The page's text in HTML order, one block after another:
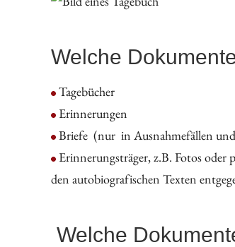
Welche
Tagebücher
Erinnerungen
Briefe (nur in Ausnahmefällen
Erinnerungsträger, z.B. Fotos
den autobiografischen Texten
Welche